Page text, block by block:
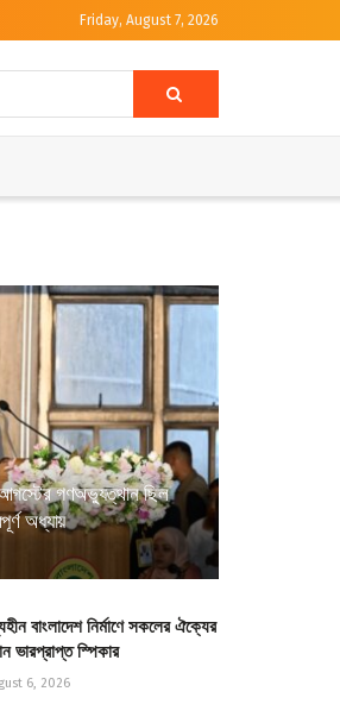
Friday, August 7, 2026
গণঅভ্যুত্থান ছিল
অধ্যায়
বাংলাদেশ নির্মাণে সকলের ঐক্যের
ভারপ্রাপ্ত স্পিকার
6, 2026